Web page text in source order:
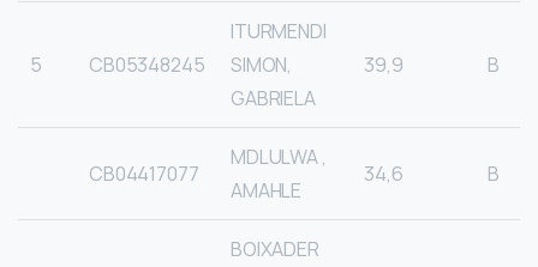
5 CB05348245
ITURMENDI
SIMON,
GABRIELA
39,9 B
CB04417077
MDLULWA ,
AMAHLE
34,6 B
BOIXADER